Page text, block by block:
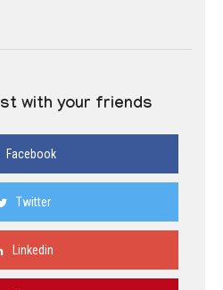
with your friends
Facebook
Twitter
Linkedin